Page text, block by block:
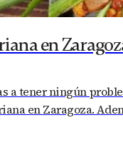
en
a tener ningún
en Zaragoza.